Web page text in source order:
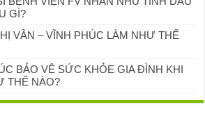
GÌ?
VÂN – VĨNH PHÚC LÀM NHƯ THẾ
BẢO VỆ SỨC KHỎE GIA ĐÌNH KHI
THẾ NÀO?